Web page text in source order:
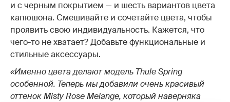
и с черным покрытием — и шесть вариантов цвета
капюшона. Смешивайте и сочетайте цвета, чтобы
проявить свою индивидуальность. Кажется, что
чего-то не хватает? Добавьте функциональные и
стильные аксессуары.
«Именно цвета делают модель Thule Spring
особенной. Теперь мы добавили очень красивый
оттенок Misty Rose Melange, который наверняка